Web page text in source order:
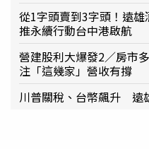
從1字頭賣到3字頭！遠
推永續行動台中港啟航
營建股利大爆發2／房市
注「這幾家」營收有撐
川普關稅、台幣飆升 遠